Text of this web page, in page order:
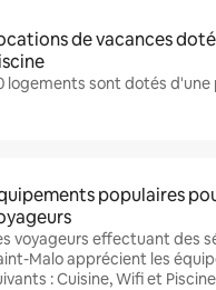
de vacances
logements sont dotés d'une
populaires
voyageurs effectuant des
Malo apprécient les
: Cuisine, Wifi et Piscine